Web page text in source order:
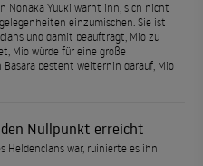
Nonaka Yuuki warnt ihn, sich nicht
einzumischen. Sie ist
und damit beauftragt, Mio zu
Mio würde für eine große
Basara besteht weiterhin darauf, Mio
Nullpunkt erreicht
Heldenclans war, ruinierte es ihn